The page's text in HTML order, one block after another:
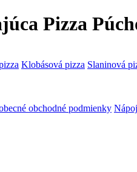
Pizza
Klobásová pizza Slaninová
obchodné podmienky